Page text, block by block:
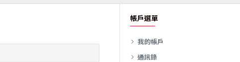
帳戶選單
我的帳戶
通訊錄